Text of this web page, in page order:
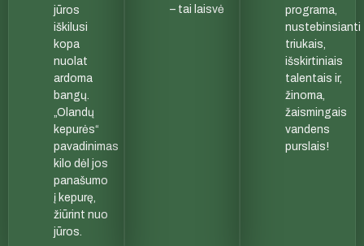
jūros
iškilusi
kopa
nuolat
ardoma
bangų.
„Olandų
kepurės“
pavadinimas
kilo dėl jos
panašumo
į kepurę,
žiūrint nuo
jūros.
– tai laisvė
programa,
nustebinsianti
triukais,
išskirtiniais
talentais ir,
žinoma,
žaismingais
vandens
purslais!